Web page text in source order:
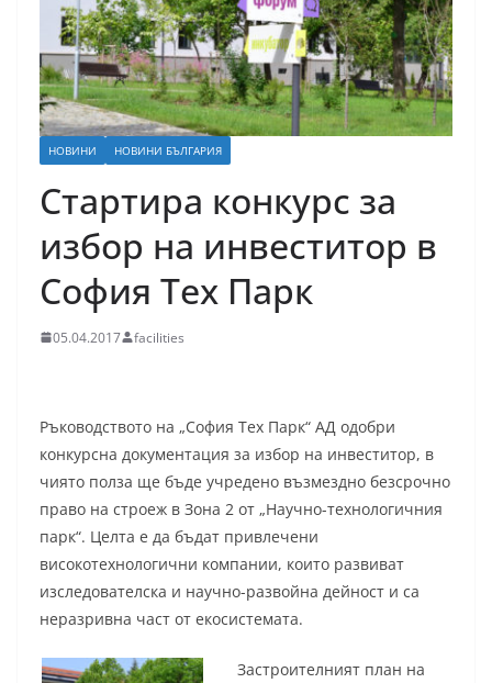
НОВИНИ НОВИНИ БЪЛГАРИЯ
Стартира конкурс за
избор на инвеститор в
София Тех Парк
05.04.2017 facilities
Ръководството на „София Тех Парк“ АД одобри
конкурсна документация за избор на инвеститор, в
чиято полза ще бъде учредено възмездно безсрочно
право на строеж в Зона 2 от „Научно-технологичния
парк“. Целта е да бъдат привлечени
високотехнологични компании, които развиват
изследователска и научно-развойна дейност и са
неразривна част от екосистемата.
Застроителният план на